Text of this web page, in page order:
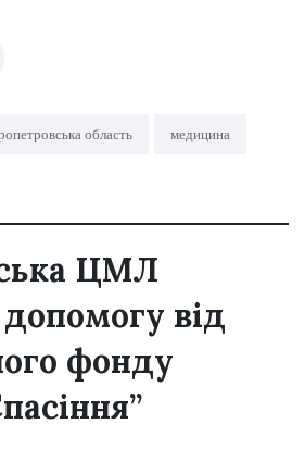
область медицина
ЦМЛ
від
фонду